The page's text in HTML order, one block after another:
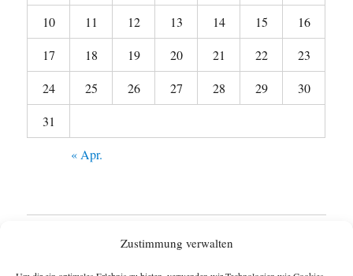
Zustimmung verwalten
10
11 12 13 14 15
16
17
18 19 20 21 22
23
24
25 26 27 28 29
30
31
« Apr.